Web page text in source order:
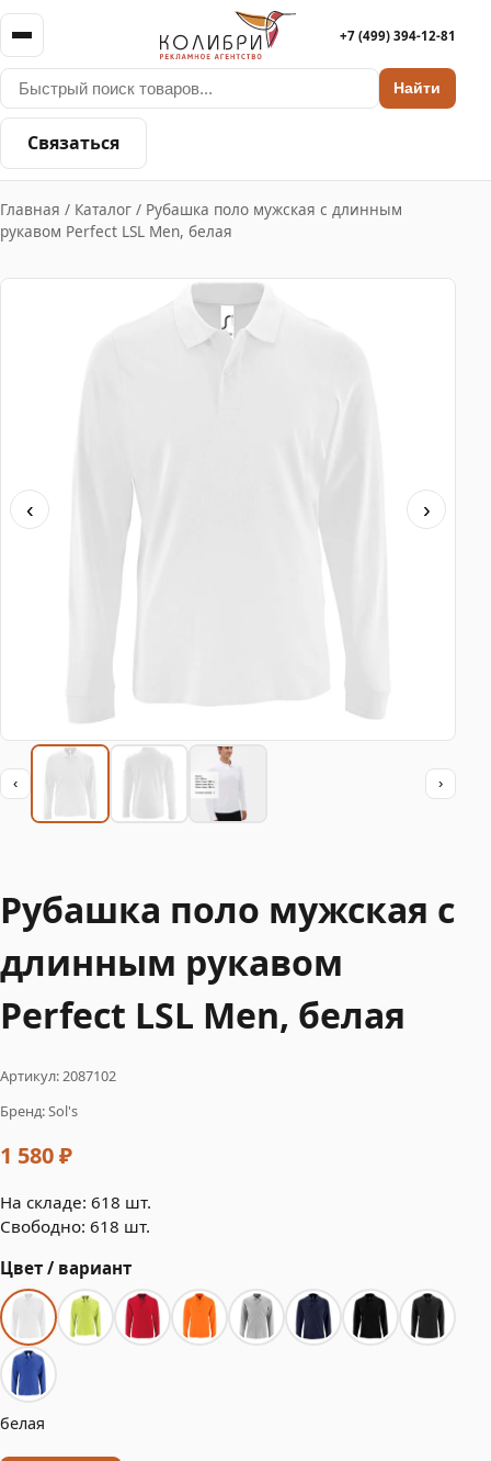
Найти
+7 (499) 394-12-81
Связаться
Главная / Каталог / Рубашка поло мужская с длинным
рукавом Perfect LSL Men, белая
‹ ›
‹ ›
Рубашка поло мужская с
длинным рукавом
Perfect LSL Men, белая
Артикул: 2087102
Бренд: Sol's
1 580 ₽
На складе: 618 шт.
Свободно: 618 шт.
Цвет / вариант
белая